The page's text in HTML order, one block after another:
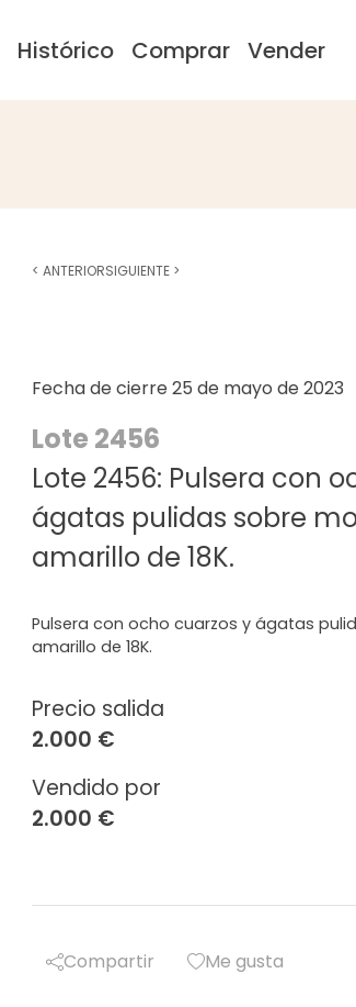
Histórico Comprar Vender
Fecha de cierre 25 de mayo de 2023
Lote 2456
Lote 2456: Pulsera con
ágatas pulidas sobre
amarillo de 18K.
Precio salida
2.000 €
Vendido por
2.000 €
Pulsera con ocho cuarzos y ágatas
amarillo de 18K.
Compartir Me gusta
< ANTERIORSIGUIENTE >